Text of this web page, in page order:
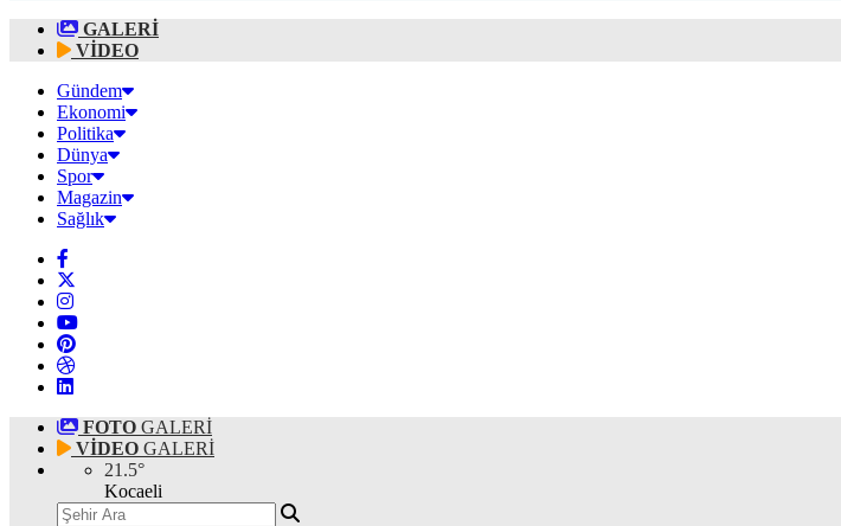
GALERİ
VİDEO
Gündem
Ekonomi
Politika
Dünya
Spor
Magazin
Sağlık
FOTO GALERİ
VİDEO GALERİ
21.5°
Kocaeli